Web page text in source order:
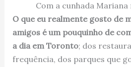
Com a cunhada
O que eu realmente gosto de
amigos é um pouquinho de
a dia em Toronto; dos
frequência, dos parques que